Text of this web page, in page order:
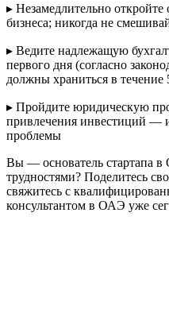
▸ Незамедлительно
бизнеса; никогда не
▸ Ведите надлежащую
первого дня (согласно
должны храниться в течение
▸ Пройдите юридическую
привлечения инвестиций —
проблемы
Вы — основатель стартапа в
трудностями? Поделитесь
свяжитесь с
консультантом в ОАЭ уже